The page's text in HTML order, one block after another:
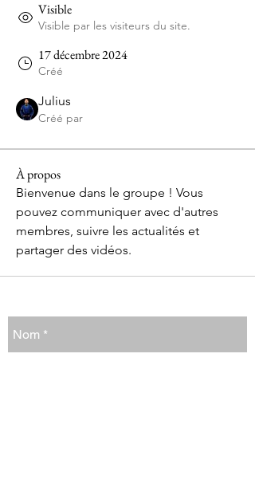
Visible
Visible par les visiteurs du site.
17 décembre 2024
Créé
Julius
Créé par
À propos
Bienvenue dans le groupe ! Vous
pouvez communiquer avec d'autres
membres, suivre les actualités et
partager des vidéos.